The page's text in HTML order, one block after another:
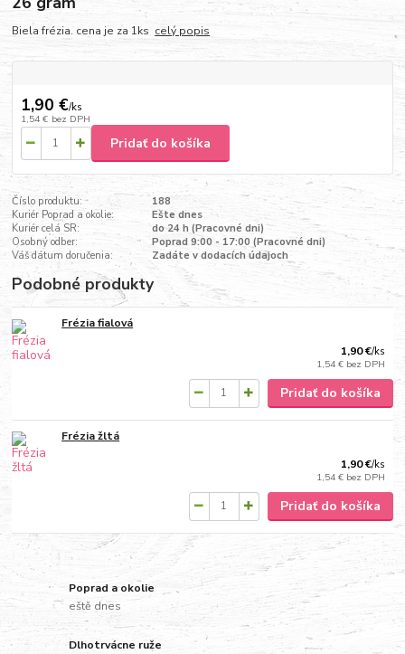
Biela frézia. cena je za 1ks celý popis
1,90 €/ks
1,54 € bez DPH
Pridať do košíka
Číslo produktu:
188
Kuriér Poprad a okolie:
Ešte dnes
Kuriér celá SR:
do 24 h (Pracovné dni)
Osobný odber:
Poprad 9:00 - 17:00 (Pracovné dni)
Váš dátum doručenia:
Zadáte v dodacích údajoch
Podobné produkty
Frézia fialová
1,90 €/ks
1,54 € bez DPH
Pridať do košíka
Frézia žltá
1,90 €/ks
1,54 € bez DPH
Pridať do košíka
Poprad a okolie
eště dnes
Dlhotrvácne ruže